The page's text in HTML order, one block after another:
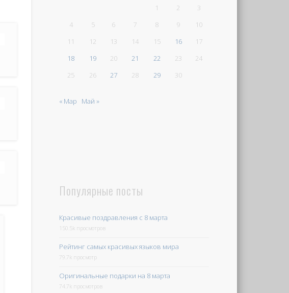
1
2
3
4
5 6 7 8 9
10
11
12 13 14 15 16
17
18
19 20 21 22 23
24
25
26 27 28 29 30
« Мар Май »
Популярные посты
Красивые поздравления с 8 марта
150.5k просмотров
Рейтинг самых красивых языков мира
79.7k просмотр
Оригинальные подарки на 8 марта
74.7k просмотров